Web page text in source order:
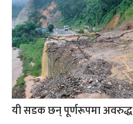
यी सडक छन् पूर्णरूपमा अवरुद्ध